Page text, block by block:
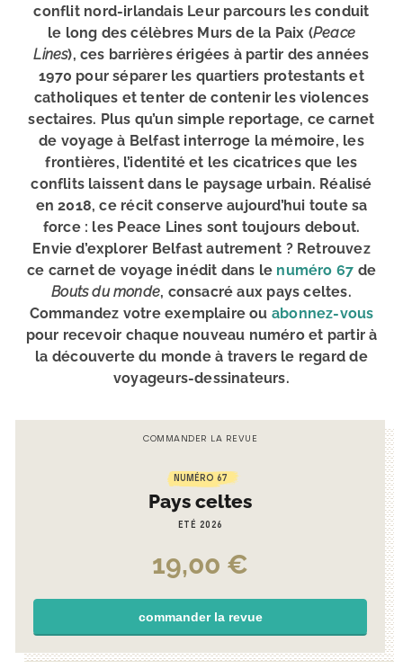
conflit nord-irlandais Leur parcours les conduit
le long des célèbres Murs de la Paix (Peace
Lines), ces barrières érigées à partir des années
1970 pour séparer les quartiers protestants et
catholiques et tenter de contenir les violences
sectaires. Plus qu’un simple reportage, cecarnet
de voyage à Belfast interroge la mémoire, les
frontières, l’identité et les cicatrices que les
conflits laissent dans le paysage urbain. Réalisé
en 2018, ce récit conserve aujourd’hui toute sa
force : les Peace Lines sont toujours debout.
Envie d’explorer Belfast autrement ? Retrouvez
ce carnet de voyage inédit dans le numéro 67 de
Bouts du monde, consacré aux pays celtes.
Commandez votre exemplaire ou abonnez-vous
pour recevoir chaque nouveau numéro et partir à
la découverte du monde à travers le regard de
voyageurs-dessinateurs.
COMMANDER LA REVUE
NUMÉRO 67
Pays celtes
ETÉ 2026
19,00 €
commander la revue